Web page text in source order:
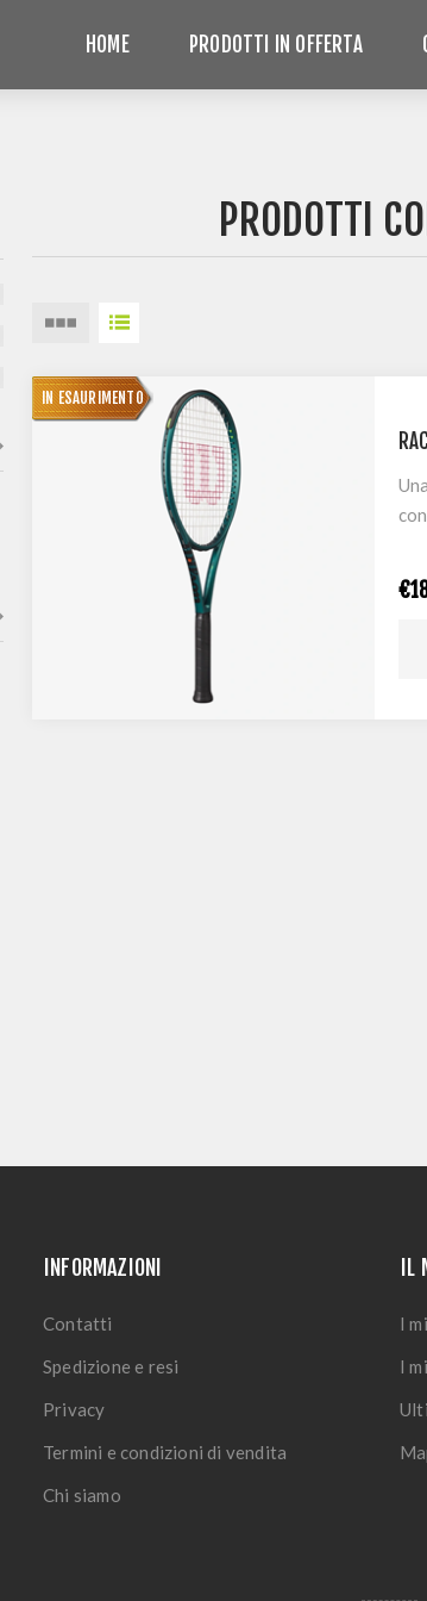
HOME PRODOTTI IN OFFERTA
PRODOTTI
DISPONIBILE
IN ESAURIMENTO
INFORMAZIONI
Contatti
Spedizione e resi
Privacy
Termini e condizioni di vendita
Chi siamo
I
I